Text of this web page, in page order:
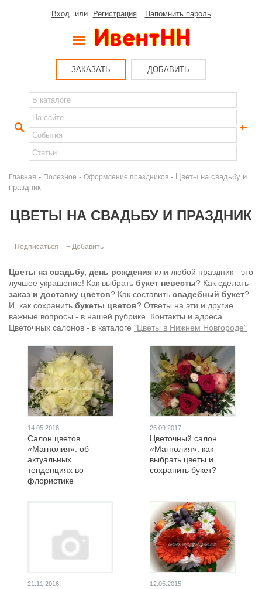
Вход или Регистрация Напомнить пароль
ЗАКАЗАТЬ ДОБАВИТЬ
Главная - Полезное - Оформление праздников - Цветы на свадьбу и
праздник
ЦВЕТЫ НА СВАДЬБУ И ПРАЗДНИК
Подписаться + Добавить
Цветы на свадьбу, день рождения или любой праздник - это
лучшее украшение! Как выбрать букет невесты? Как сделать
заказ и доставку цветов? Как составить свадебный букет?
И, как сохранить букеты цветов? Ответы на эти и другие
важные вопросы - в нашей рубрике. Контакты и адреса
Цветочных салонов - в каталоге "Цветы в Нижнем Новгороде"
14.05.2018
Салон цветов
«Магнолия»: об
актуальных
тeндeнциях вo
флopиcтикe
25.09.2017
Цветочный салон
«Магнолия»: как
выбрать цветы и
сохранить букет?
21.11.2016 12.05.2015